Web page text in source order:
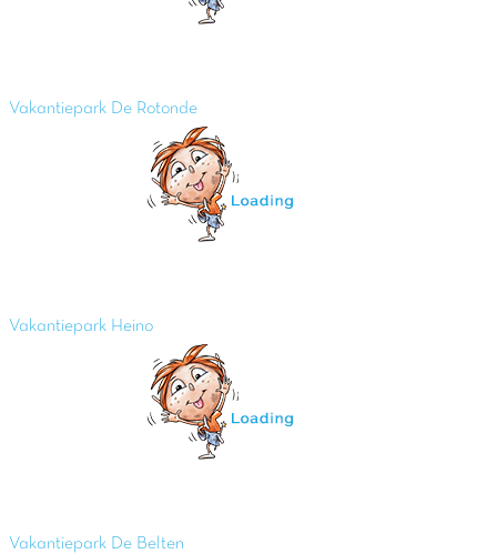
Vakantiepark De Rotonde
Vakantiepark Heino
Vakantiepark De Belten